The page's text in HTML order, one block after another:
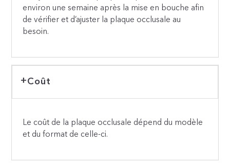
environ une semaine après la mise en bouche afin
de vérifier et d’ajuster la plaque occlusale au
besoin.
Coût
Le coût de la plaque occlusale dépend du modèle
et du format de celle-ci.